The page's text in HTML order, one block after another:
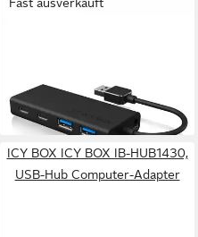
ab 33,09 €
lieferbar - in 2-3 Werktagen bei dir
ICY BOX ICY BOX IB-HUB1430,
USB-Hub Computer-Adapter